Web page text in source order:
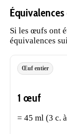
Si les œufs ont
équivalences
Œuf entier
1 œuf
= 45 ml (3 c.